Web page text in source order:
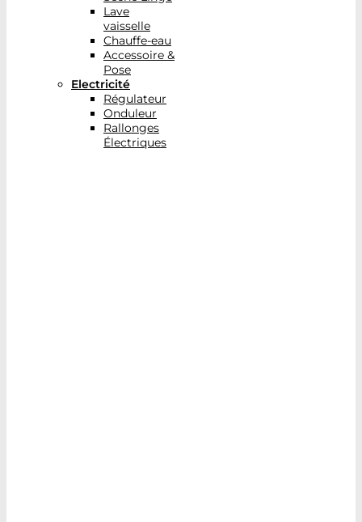
Lave
vaisselle
Chauffe-eau
Accessoire &
Pose
Electricité
Régulateur
Onduleur
Rallonges
Électriques